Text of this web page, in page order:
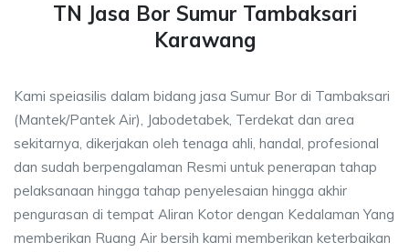
TN Jasa Bor Sumur Tambaksari
Karawang
Kami speiasilis dalam bidang jasa Sumur Bor di Tambaksari
(Mantek/Pantek Air), Jabodetabek, Terdekat dan area
sekitarnya, dikerjakan oleh tenaga ahli, handal, profesional
dan sudah berpengalaman Resmi untuk penerapan tahap
pelaksanaan hingga tahap penyelesaian hingga akhir
pengurasan di tempat Aliran Kotor dengan Kedalaman Yang
memberikan Ruang Air bersih kami memberikan keterbaikan